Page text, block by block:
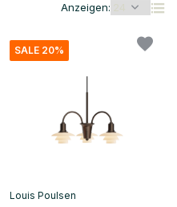
Anzeigen:
SALE 20%
Louis Poulsen